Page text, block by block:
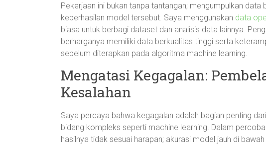
Pekerjaan ini bukan tanpa tantangan; mengumpulkan data
keberhasilan model tersebut. Saya menggunakan data
biasa untuk berbagi dataset dan analisis data lainnya.
berharganya memiliki data berkualitas tinggi serta
sebelum diterapkan pada algoritma machine learning.
Mengatasi Kegagalan:
Kesalahan
Saya percaya bahwa kegagalan adalah bagian penting
bidang kompleks seperti machine learning. Dalam
hasilnya tidak sesuai harapan; akurasi model jauh di